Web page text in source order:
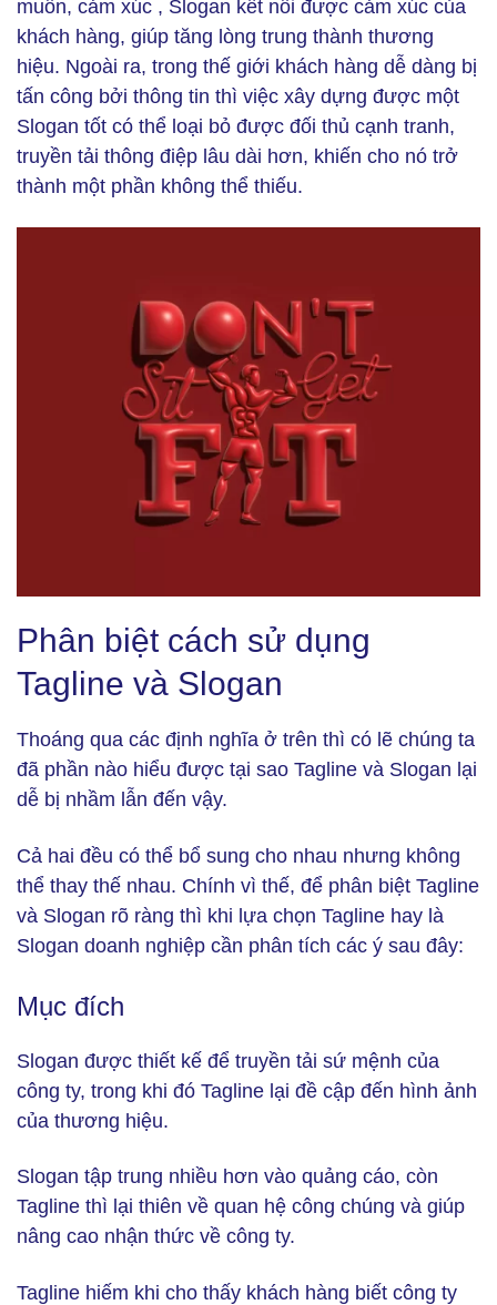
muốn, cảm xúc , Slogan kết nối được cảm xúc của
khách hàng, giúp tăng lòng trung thành thương
hiệu. Ngoài ra, trong thế giới khách hàng dễ dàng bị
tấn công bởi thông tin thì việc xây dựng được một
Slogan tốt có thể loại bỏ được đối thủ cạnh tranh,
truyền tải thông điệp lâu dài hơn, khiến cho nó trở
thành một phần không thể thiếu.
Phân biệt cách sử dụng
Tagline và Slogan
Thoáng qua các định nghĩa ở trên thì có lẽ chúng ta
đã phần nào hiểu được tại sao Tagline và Slogan lại
dễ bị nhầm lẫn đến vậy.
Cả hai đều có thể bổ sung cho nhau nhưng không
thể thay thế nhau. Chính vì thế, để phân biệt Tagline
và Slogan rõ ràng thì khi lựa chọn Tagline hay là
Slogan doanh nghiệp cần phân tích các ý sau đây:
Mục đích
Slogan được thiết kế để truyền tải sứ mệnh của
công ty, trong khi đó Tagline lại đề cập đến hình ảnh
của thương hiệu.
Slogan tập trung nhiều hơn vào quảng cáo, còn
Tagline thì lại thiên về quan hệ công chúng và giúp
nâng cao nhận thức về công ty.
Tagline hiếm khi cho thấy khách hàng biết công ty